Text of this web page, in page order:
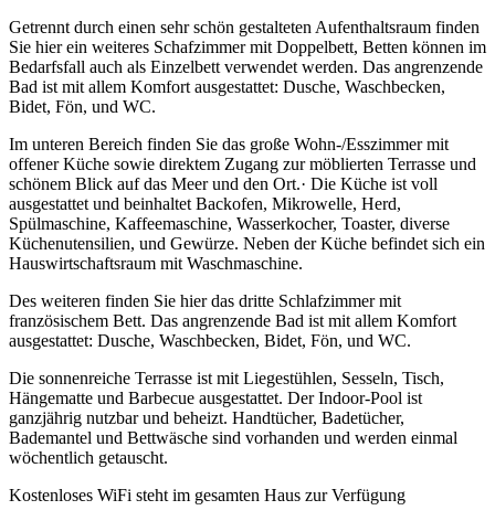
Getrennt durch einen sehr schön gestalteten Aufenthaltsraum finden
Sie hier ein weiteres Schafzimmer mit Doppelbett, Betten können im
Bedarfsfall auch als Einzelbett verwendet werden. Das angrenzende
Bad ist mit allem Komfort ausgestattet: Dusche, Waschbecken,
Bidet, Fön, und WC.
Im unteren Bereich finden Sie das große Wohn-/Esszimmer mit
offener Küche sowie direktem Zugang zur möblierten Terrasse und
schönem Blick auf das Meer und den Ort.· Die Küche ist voll
ausgestattet und beinhaltet Backofen, Mikrowelle, Herd,
Spülmaschine, Kaffeemaschine, Wasserkocher, Toaster, diverse
Küchenutensilien, und Gewürze. Neben der Küche befindet sich ein
Hauswirtschaftsraum mit Waschmaschine.
Des weiteren finden Sie hier das dritte Schlafzimmer mit
französischem Bett. Das angrenzende Bad ist mit allem Komfort
ausgestattet: Dusche, Waschbecken, Bidet, Fön, und WC.
Die sonnenreiche Terrasse ist mit Liegestühlen, Sesseln, Tisch,
Hängematte und Barbecue ausgestattet. Der Indoor-Pool ist
ganzjährig nutzbar und beheizt. Handtücher, Badetücher,
Bademantel und Bettwäsche sind vorhanden und werden einmal
wöchentlich getauscht.
Kostenloses WiFi steht im gesamten Haus zur Verfügung